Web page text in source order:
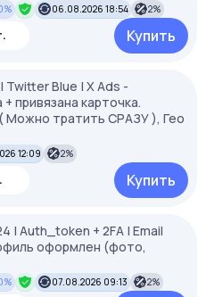
06.08.2026 18:54 2%
Купить
Blue | X Ads -
привязана карточка.
Можно тратить СРАЗУ ), Гео
12:09 2%
Купить
| Auth_token + 2FA | Email
оформлен (фото,
07.08.2026 09:13 2%